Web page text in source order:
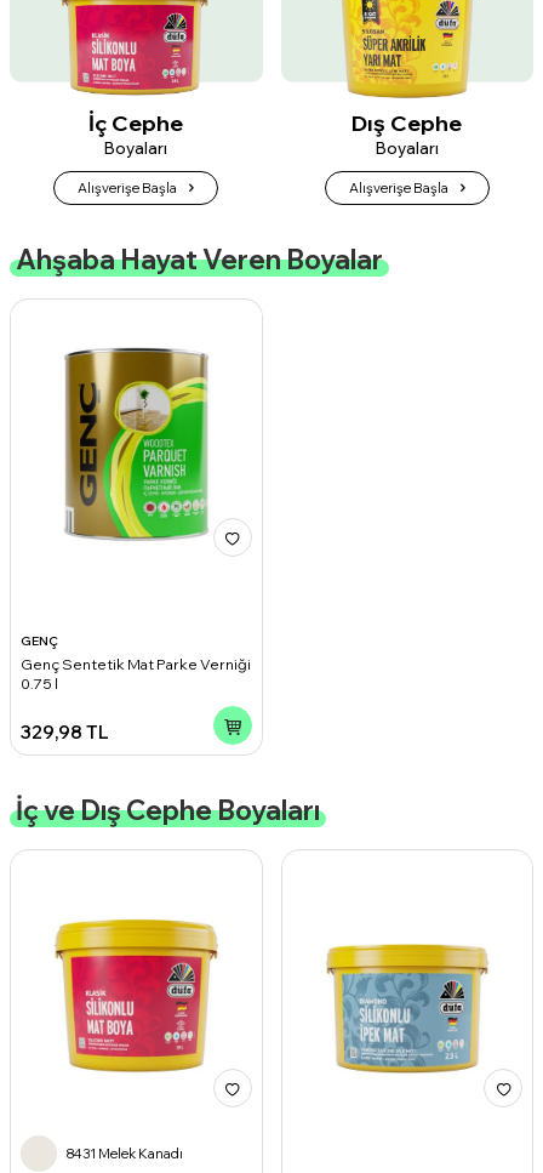
İç Cephe
Boyaları
Alışverişe Başla
Dış Cephe
Boyaları
Alışverişe Başla
Ahşaba Hayat Veren Boyalar
GENÇ
Genç Sentetik Mat Parke Verniği
0.75 l
329,98 TL
İç ve Dış Cephe Boyaları
8431 Melek Kanadı